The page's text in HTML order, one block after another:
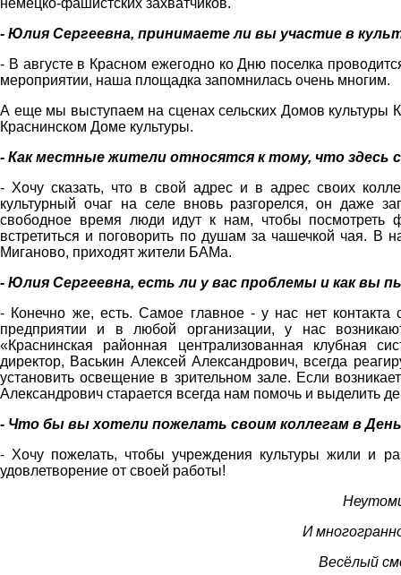
- Юлия Сергеевна, принимаете ли вы участие в
- В августе в Красном ежегодно ко Дню поселка
мероприятии, наша площадка запомнилась очень многим.
А еще мы выступаем на сценах сельских Домов культуры
Краснинском Доме культуры.
- Как местные жители относятся к тому, что здесь
- Хочу сказать, что в свой адрес и в адрес своих
культурный очаг на селе вновь разгорелся, он даже
свободное время люди идут к нам, чтобы посмотреть
встретиться и поговорить по душам за чашечкой чая. В
Миганово, приходят жители БАМа.
- Юлия Сергеевна, есть ли у вас проблемы и как вы
- Конечно же, есть. Самое главное - у нас нет
предприятии и в любой организации, у нас
«Краснинская районная централизованная клубная
директор, Васькин Алексей Александрович, всегда
установить освещение в зрительном зале. Если
Александрович старается всегда нам помочь и выделить
- Что бы вы хотели пожелать своим коллегам в
- Хочу пожелать, чтобы учреждения культуры жили и
удовлетворение от своей работы!
И
Весёлый